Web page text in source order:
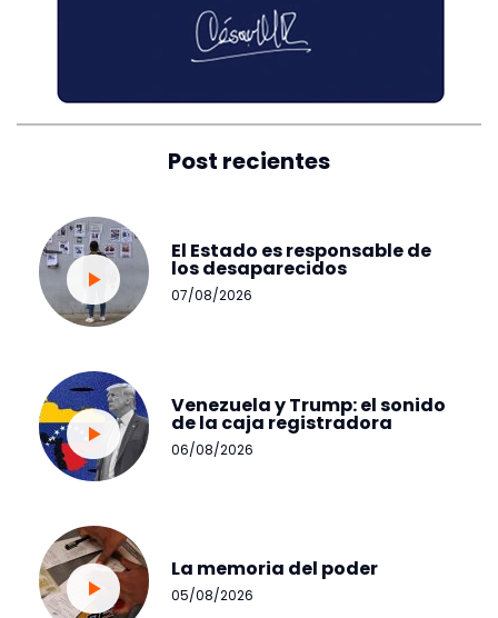
Post recientes
El Estado es responsable de
los desaparecidos
07/08/2026
Venezuela y Trump: el sonido
de la caja registradora
06/08/2026
La memoria del poder
05/08/2026